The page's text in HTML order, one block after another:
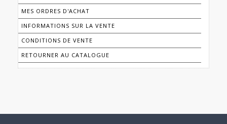
MES ORDRES D'ACHAT
INFORMATIONS SUR LA VENTE
CONDITIONS DE VENTE
RETOURNER AU CATALOGUE